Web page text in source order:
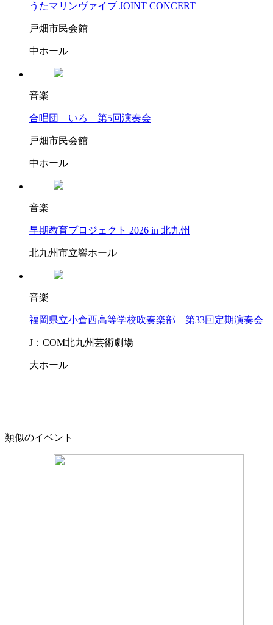
うたマリンヴァイブ JOINT CONCERT
戸畑市民会館
中ホール
音楽
合唱団 いろ 第5回演奏会
戸畑市民会館
中ホール
音楽
早期教育プロジェクト 2026 in 北九州
北九州市立響ホール
音楽
福岡県立小倉西高等学校吹奏楽部 第33回定期演奏会
J：COM北九州芸術劇場
大ホール
類似のイベント